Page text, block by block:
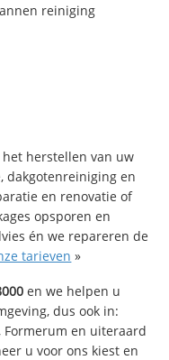
reiniging
herstellen van uw
dakgotenreiniging en
en renovatie of
opsporen en
én we repareren de
tarieven »
en we helpen u
dus ook in:
Formerum en uiteraard
u voor ons kiest en